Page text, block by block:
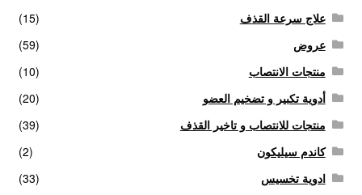
علاج سرعة القذف
(15)
عروض
(59)
منتجات الانتصاب
(10)
أدوية تكبير و تضخيم العضو
(20)
منتجات للانتصاب و تاخير القذف
(39)
كاندم سيليكون
(2)
ادوية تخسيس
(33)